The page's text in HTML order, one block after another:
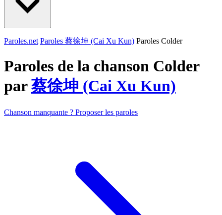
Paroles.net Paroles 蔡徐坤 (Cai Xu Kun) Paroles Colder
Paroles de la chanson Colder
par蔡徐坤 (Cai Xu Kun)
Chanson manquante ? Proposer les paroles